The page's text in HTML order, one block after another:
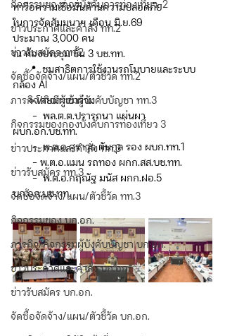
กิจกรรมของกองบังคับการท่องเที่ยว-2
ข่าวประกาศและคำสั่ง ทท.2
ข่าวรับสมัคร ทท.2
จัดซื้อจัดจ้าง/แผน/ตัวชี้วัด ทท.2
ภารกิจ/กิจกรรมผู้บังคับบัญชา ทท.3
กิจกรรมของกองบังคับการท่องเที่ยว 3
ข่าวประกาศและคำสั่ง ทท.3
ข่าวรับสมัคร ทท.3
จัดซื้อจัดจ้าง/แผน/ตัวชี้วัด ทท.3
กิจกรรมของ บก.อก.
ภารกิจ/กิจกรรมผู้บังคับบัญชา บก.อก.
ข่าวประกาศและคำสั่ง บก.อก.
ข่าวรับสมัคร บก.อก.
จัดซื้อจัดจ้าง/แผน/ตัวชี้วัด บก.อก.
หารือความเชื่อมั่นด้านความปลอดภัย
ในการจัดสัมมนาฯ เดือน มิ.ย.69
ประมาณ 3,000 คน
ณ ห้องประชุม ชั้น 3 บช.ทท.
     📍  ชมสาธิตการใช้งานรถโมบายและระบบ
กล้อง AI
     🔹โดยมีผู้เข้าร่วม
ผบก.อก.บช.ทท.
       -  พ.ต.อ.ศราวุธ ตันกุล รอง ผบก.ทท.1
       - พ.ต.อ.แมน รถทอง ผกก.สส.บช.ทท.
       -  พ.ต.อ.กฤณัฐ มนัส ผกก.ฝอ.5
บก.อก.บช.ทท.